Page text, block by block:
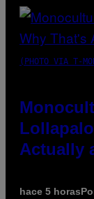
(PHOTO VIA T-
Actually
hace 5 horas